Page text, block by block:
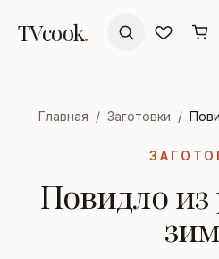
TVcook.
Главная / Заготовки /
Повидло из